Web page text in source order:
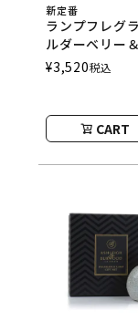
新定番
ランプフレグ
ルダーベリー
バジル
ランスランプ
（アシュレイ
ウッド）
¥3,520税込
CART